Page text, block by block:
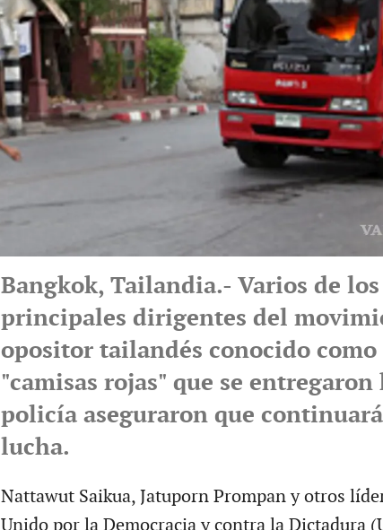
Bangkok, Tailandia.- Varios de los
principales dirigentes del
opositor tailandés conocido como
"camisas rojas" que se entregaron
policía aseguraron que
lucha.
Nattawut Saikua, Jatuporn Prompan y otros
Unido por la Democracia y contra la Dictadura